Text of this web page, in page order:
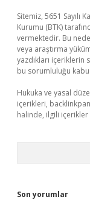
Sitemiz, 5651 Sayılı
Kurumu (BTK)
vermektedir. Bu
veya araştırma
yazdıkları
bu sorumluluğu
Hukuka ve yasal
içerikleri,
halinde, ilgili içerikler
Son yorumlar